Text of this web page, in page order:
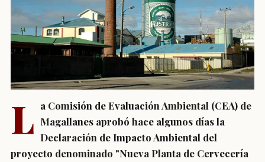
L a Comisión de Evaluación Ambiental (CEA) de
Magallanes aprobó hace algunos días la
Declaración de Impacto Ambiental del
proyecto denominado "Nueva Planta de Cervecería